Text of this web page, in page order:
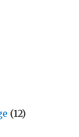
(12)